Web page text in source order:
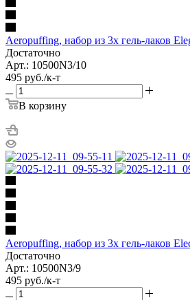
Aeropuffing, набор из 3х гель-лаков
Достаточно
Арт.: 10500N3/10
495 руб./к-т
В корзину
Aeropuffing, набор из 3х гель-лаков
Достаточно
Арт.: 10500N3/9
495 руб./к-т